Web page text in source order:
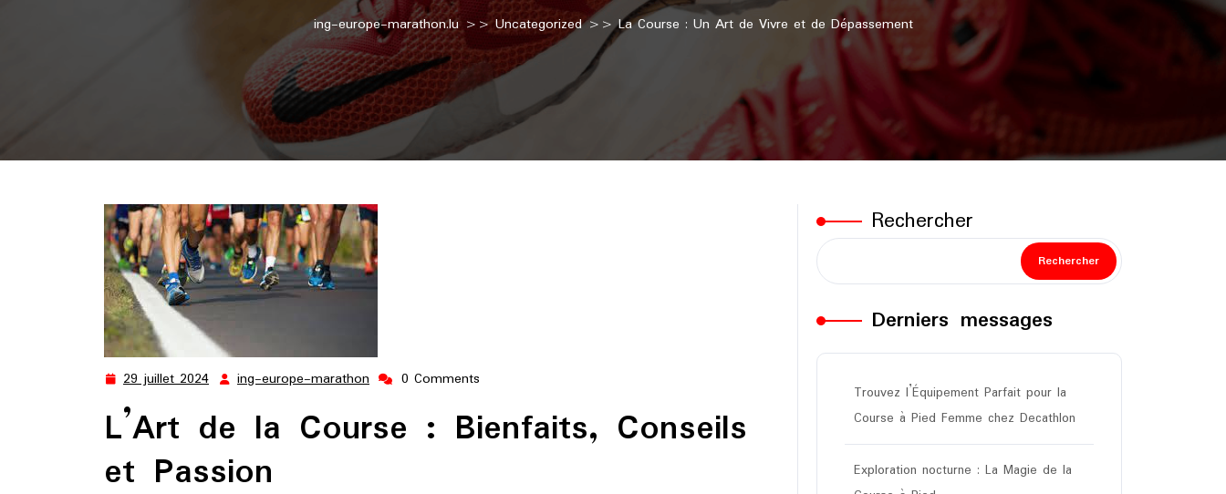
ing-europe-marathon.lu>>Uncategorized>> La Course : Un Art de Vivre et de Dépassement
29 juillet 2024 29
2024
ing-europe-marathon ing-
marathon
0 Comments
L’Art de la Course : Bienfaits, Conseils
et Passion
Rechercher
Rechercher
Derniers messages
Trouvez l’Équipement Parfait pour la
Course à Pied Femme chez Decathlon
Exploration nocturne : La Magie de la